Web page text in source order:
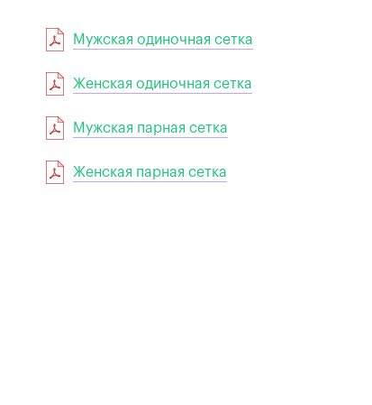
Мужская одиночная сетка
Женская одиночная сетка
Мужская парная сетка
Женская парная сетка